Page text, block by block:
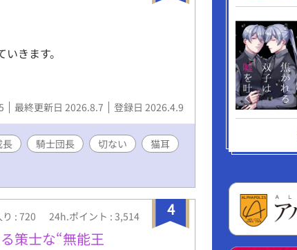
きます。
最終更新日 2026.8.7 登録日 2026.4.9
長 騎士団長 切ない
猫耳
4
: 720 24h.ポイント : 3,514
策士な“無能王